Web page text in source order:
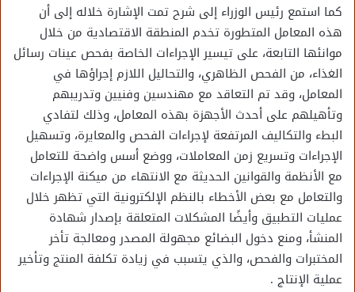
كما استمع رئيس الوزراء إلى شرح تمت الإشارة خلاله إلى أن
هذه المعامل المتطورة تخدم المنطقة الاقتصادية من خلال
موانئها التابعة، على تيسير الإجراءات الخاصة بفحص عينات رسائل
الغذاء، من الفحص الظاهري، والتحاليل اللازم إجراؤها في
المعامل، وقد تم التعاقد مع مهندسين وفنيين وتدريبهم
وتأهيلهم على أحدث الأجهزة بهذه المعامل، وذلك لتفادي
البطء والتكاليف المرتفعة لإجراءات الفحص والمعايرة، وتسهيل
الإجراءات وتسريع زمن المعاملات،‎ ووضع أسس واضحة للتعامل
مع الأنظمة والقوانين الحديثة مع الانتهاء من ميكنة الإجراءات
والتعامل مع بعض الأخطاء بالنظم الإلكترونية التي تظهر خلال
عمليات التطبيق وأيضًا المشكلات المتعلقة بإصدار شهادة
المنشأ، ومنع دخول البضائع مجهولة المصدر ومعالجة تأخر
المختبرات والفحص، والذي يتسبب في زيادة تكلفة المنتج وتأخير
عملية الإنتاج .